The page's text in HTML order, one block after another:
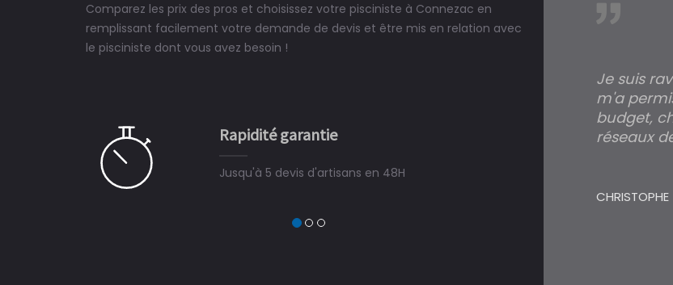
Comparez les prix des pros et choisissez votre pisciniste à Connezac en
remplissant facilement votre demande de devis et être mis en relation avec
le pisciniste dont vous avez besoin !
Rapidité garantie
Jusqu'à 5 devis d'artisans en 48H
ne peut plus s'en passer.
Le rêve devient enfin réalité, une piscine est bien
construit chez moi.
Je suis
m'a
budget,
réseaux
CHRISTOPHE